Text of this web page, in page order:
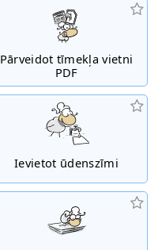
Pārveidot tīmekļa vietni
PDF
Ievietot ūdenszīmi